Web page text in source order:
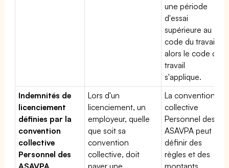
une période
d'essai
supérieure au
code du travail,
alors le code du
travail
s'applique.
Indemnités de
licenciement
définies par la
convention
collective
Personnel des
ASAVPA
Lors d'un
licenciement, un
employeur, quelle
que soit sa
convention
collective, doit
payer une
La convention
collective
Personnel des
ASAVPA peut
définir des
règles et des
montants